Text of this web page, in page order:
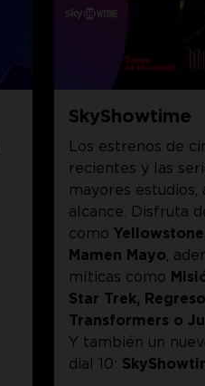
SkyShowtime
Los estrenos de
recientes y las
mayores estudios,
alcance. Disfruta
como
Mamen Mayo ,
míticas como
Star Trek,
Transformers o
Y también un
dial 10: